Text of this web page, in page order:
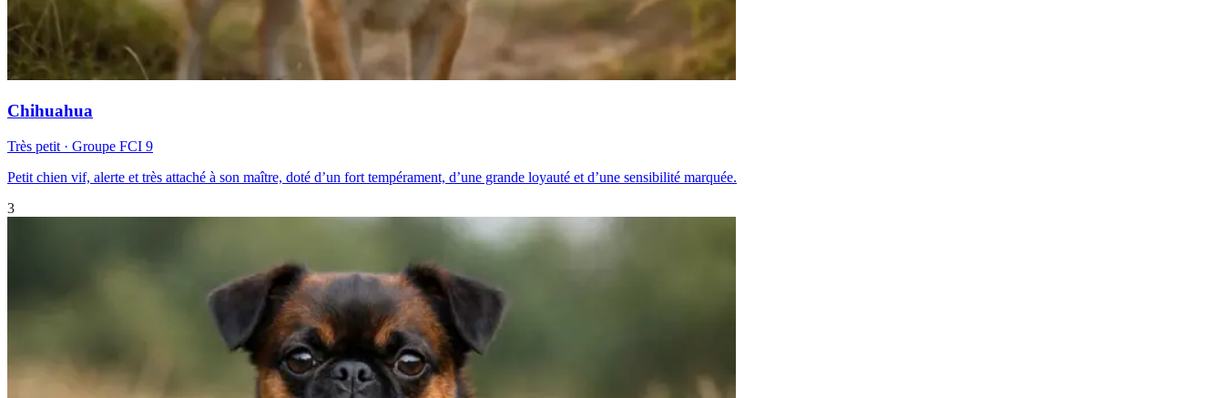
Chihuahua
Très petit · Groupe FCI 9
Petit chien vif, alerte et très attaché à son maître, doté d’un fort tempérament, d’une grande loyauté et d’une sensibilité marquée.
3